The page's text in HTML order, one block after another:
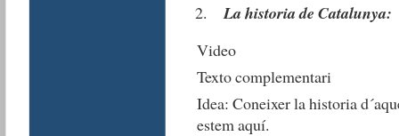
La historia de Catalunya:
Video
Texto complementari
Idea: Coneixer la historia
estem aquí.